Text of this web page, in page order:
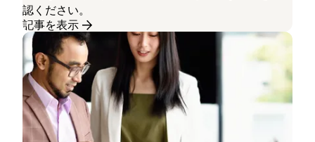
認ください。
記事を表示